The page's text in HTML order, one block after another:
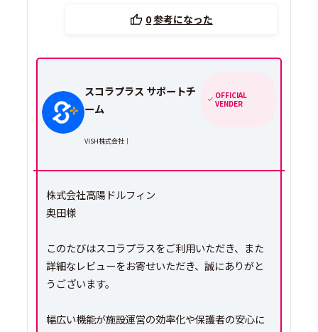
0参考になった
スコラプラス サポートチ
ーム
OFFICIAL
VENDER
VISH株式会社｜
株式会社高陽ドルフィン
奥田様
このたびはスコラプラスをご利用いただき、また
詳細なレビューをお寄せいただき、誠にありがと
うございます。
幅広い機能が施設運営の効率化や保護者の安心に